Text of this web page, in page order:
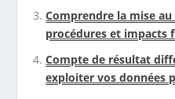
Comprendre la mise
procédures et impacts
Compte de résultat
exploiter vos données